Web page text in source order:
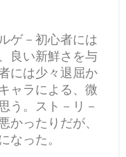
ゲ－初心者には
良い新鮮さを与
には少々退屈か
ャラによる、微
う。スト－リ－
かったりだが、
なった。